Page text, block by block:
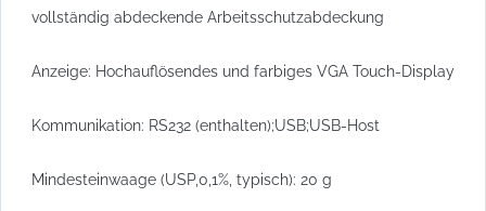
vollständig abdeckende Arbeitsschutzabdeckung
Anzeige: Hochauflösendes und farbiges VGA Touch-Display
Kommunikation: RS232 (enthalten);USB;USB-Host
Mindesteinwaage (USP,0,1%, typisch): 20 g